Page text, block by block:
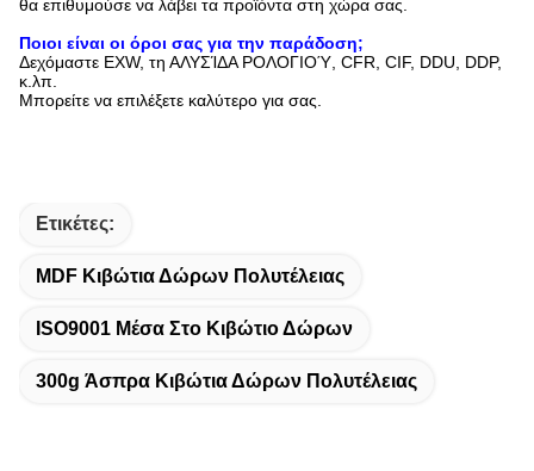
θα επιθυμούσε να λάβει τα προϊόντα στη χώρα σας.
Ποιοι είναι οι όροι σας για την παράδοση;
Δεχόμαστε EXW, τη ΑΛΥΣΊΔΑ ΡΟΛΟΓΙΟΎ, CFR, CIF, DDU, DDP,
κ.λπ.
Μπορείτε να επιλέξετε καλύτερο για σας.
Ετικέτες:
MDF Κιβώτια Δώρων Πολυτέλειας
ISO9001 Μέσα Στο Κιβώτιο Δώρων
300g Άσπρα Κιβώτια Δώρων Πολυτέλειας